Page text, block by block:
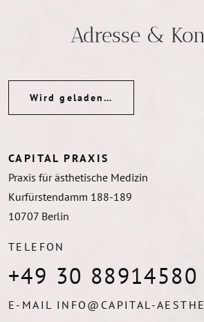
Adresse &
Wird geladen…
CAPITAL PRAXIS
Praxis für ästhetische Medizin
Kurfürstendamm 188-189
10707 Berlin
TELEFON
+49 30 88914580
E-MAIL INFO@CAPITAL-